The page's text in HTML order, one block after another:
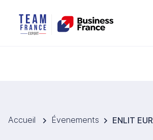
Accueil Évenements